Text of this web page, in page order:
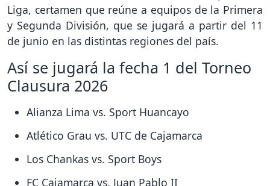
Liga, certamen que reúne a equipos de la Primera
y Segunda División, que se jugará a partir del 11
de junio en las distintas regiones del país.
Así se jugará la fecha 1 del Torneo
Clausura 2026
Alianza Lima vs. Sport Huancayo
Atlético Grau vs. UTC de Cajamarca
Los Chankas vs. Sport Boys
FC Cajamarca vs. Juan Pablo II